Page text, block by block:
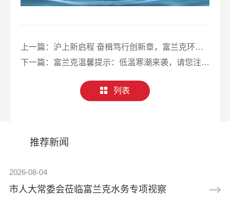
上一篇： 沪上新启程 奋楫笃行创新章，富兰克环境（上海）有限公司落沪仪式
下一篇： 富兰克温馨提示：低温寒潮来袭，请您注意供水设备防冻保暖！
列表
推荐新闻
2026-08-04
市人大常委会莅临富兰克水务专项视察